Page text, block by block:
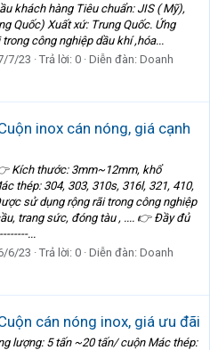
khách hàng Tiêu chuẩn: JIS ( Mỹ),
Quốc) Xuất xứ: Trung Quốc. Ứng
công nghiệp dầu khí ,hóa...
7/23 Trả lời: 0 Diễn đàn: Doanh
inox cán nóng, giá cạnh
Kích thước: 3mm~12mm, khổ
thép: 304, 303, 310s, 316l, 321, 410,
sử dụng rộng rãi trong công nghiệp
trang sức, đóng tàu , .... 👉 Đầy đủ
...
6/23 Trả lời: 0 Diễn đàn: Doanh
cán nóng inox, giá ưu đãi
lượng: 5 tấn ~20 tấn/ cuộn Mác thép: